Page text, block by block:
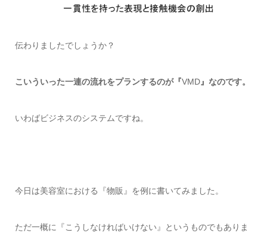
伝わりましたでしょうか？
こいういった一連の流れをプランするのが『VMD』なのです。
いわばビジネスのシステムですね。
今日は美容室における『物販』を例に書いてみました。
ただ一概に『こうしなければいけない』というものでもありま